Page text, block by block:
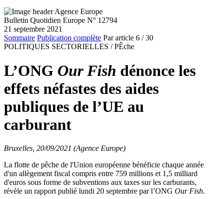
Bulletin Quotidien Europe N° 12794
21 septembre 2021
Sommaire Publication complète Par article 6 / 30
POLITIQUES SECTORIELLES / PÊche
L’ONG Our Fish dénonce les
effets néfastes des aides
publiques de l’UE au
carburant
Bruxelles, 20/09/2021 (Agence Europe)
La flotte de pêche de l'Union européenne bénéficie chaque année
d'un allègement fiscal compris entre 759 millions et 1,5 milliard
d'euros sous forme de subventions aux taxes sur les carburants,
révèle un rapport publié lundi 20 septembre par l’ONG Our Fish.